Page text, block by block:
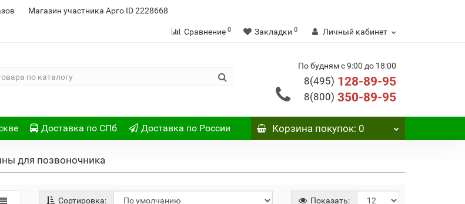
Магазин участника Арго ID 2228668
Сравнение 0 Закладки 0 Личный кабинет
По будням с 9:00 до 18:00
8(495) 128-89-95
8(800) 350-89-95
Доставка по СПб Доставка по России Корзинапокупок: 0
для позвоночника
Сортировка: Показать: